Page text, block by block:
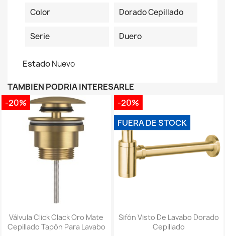
Color
Dorado Cepillado
Serie Duero
EstadoNuevo
TAMBIÉN PODRÍA INTERESARLE
Válvula Click Clack Oro Mate
Cepillado Tapón Para Lavabo
-20%
Sifón Visto De Lavabo Dorado
Cepillado
-20%
FUERA DE STOCK